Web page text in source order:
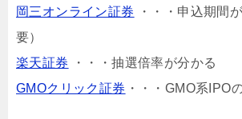
岡三オンライン証券 ・・・申込期間
要）
楽天証券 ・・・抽選倍率が分かる
GMOクリック証券 ・・・GMO系IPO